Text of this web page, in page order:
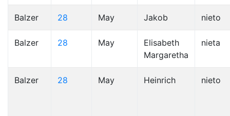
Balzer 28 May Jakob nieto
Balzer 28 May
Elisabeth
Margaretha
nieta
Balzer 28 May Heinrich nieto